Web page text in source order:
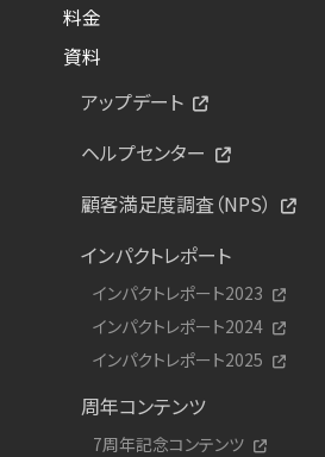
料金
資料
アップデート
ヘルプセンター
顧客満足度調査（NPS）
インパクトレポート
インパクトレポート2023
インパクトレポート2024
インパクトレポート2025
周年コンテンツ
7周年記念コンテンツ